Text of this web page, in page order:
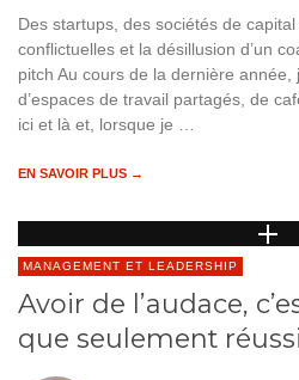
Des startups, des sociétés de
conflictuelles et la désillusion d’un
pitch Au cours de la dernière année,
d’espaces de travail partagés, de
ici et là et, lorsque je …
EN SAVOIR PLUS →
MANAGEMENT ET LEADERSHIP
Avoir de l’audace,
que seulement